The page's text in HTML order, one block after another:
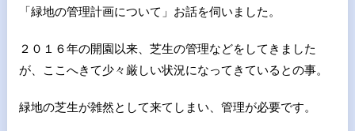
「緑地の管理計画について」お話を伺いました。
２０１６年の開園以来、芝生の管理などをしてきました
が、ここへきて少々厳しい状況になってきているとの事。
緑地の芝生が雑然として来てしまい、管理が必要です。